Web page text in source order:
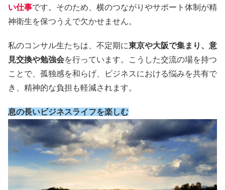
い仕事です。そのため、横のつながりやサポート体制が精
神衛生を保つうえで欠かせません。
私のコンサル生たちは、不定期に東京や大阪で集まり、意
見交換や勉強会を行っています。こうした交流の場を持つ
ことで、孤独感を和らげ、ビジネスにおける悩みを共有で
き、精神的な負担も軽減されます。
息の長いビジネスライフを楽しむ